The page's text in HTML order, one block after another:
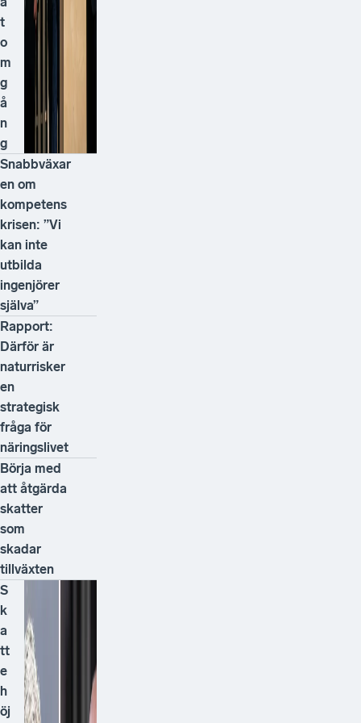
t
o
m
g
å
n
g
Snabbväxar
en om
kompetens
krisen: ”Vi
kan inte
utbilda
ingenjörer
själva”
Rapport:
Därför är
naturrisker
en
strategisk
fråga för
näringslivet
Börja med
att åtgärda
skatter
som
skadar
tillväxten
S
k
a
tt
e
h
öj